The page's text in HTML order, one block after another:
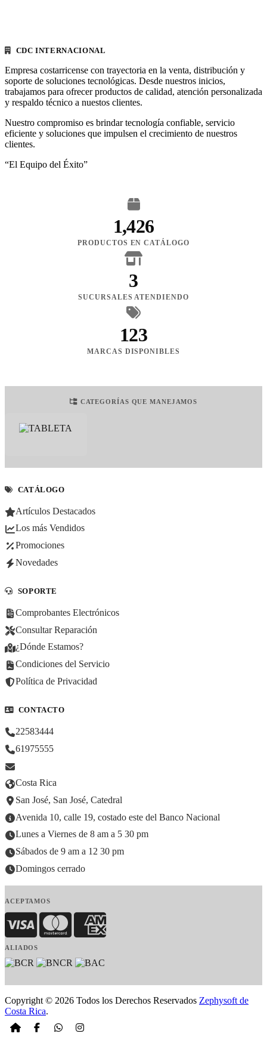
CDC INTERNACIONAL
Empresa costarricense con trayectoria en la venta, distribución y
soporte de soluciones tecnológicas. Desde nuestros inicios,
trabajamos para ofrecer productos de calidad, atención personalizada
y respaldo técnico a nuestos clientes.
Nuestro compromiso es brindar tecnología confiable, servicio
eficiente y soluciones que impulsen el crecimiento de nuestros
clientes.
“El Equipo del Éxito”
1,426
PRODUCTOS EN CATÁLOGO
3
SUCURSALES ATENDIENDO
123
MARCAS DISPONIBLES
CATEGORÍAS QUE MANEJAMOS
CATÁLOGO
Artículos Destacados
Los más Vendidos
Promociones
Novedades
SOPORTE
Comprobantes Electrónicos
Consultar Reparación
¿Dónde Estamos?
Condiciones del Servicio
Política de Privacidad
CONTACTO
22583444
61975555
Costa Rica
San José, San José, Catedral
Avenida 10, calle 19, costado este del Banco Nacional
Lunes a Viernes de 8 am a 5 30 pm
Sábados de 9 am a 12 30 pm
Domingos cerrado
ACEPTAMOS
Visa MasterCardAmerican Express
ALIADOS
Copyright © 2026 Todos los Derechos Reservados Zephysoft de
Costa Rica.